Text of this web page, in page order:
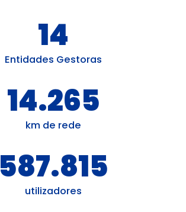
14
Entidades Gestoras
14.265
km de rede
587.815
utilizadores